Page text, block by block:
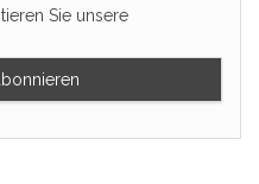
Sie unsere